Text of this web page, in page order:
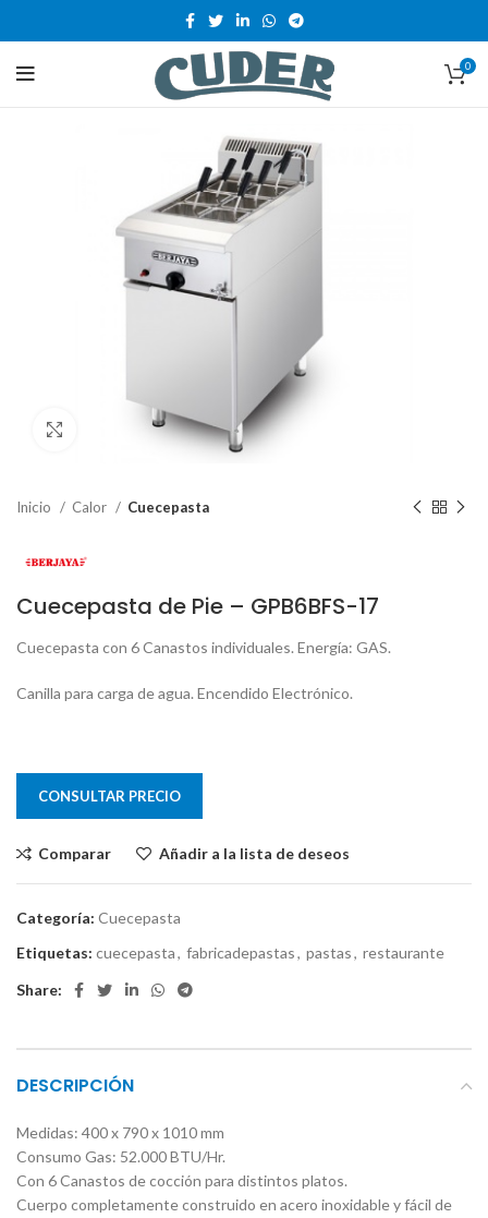
0
Clic para ampliar
Inicio Calor Cuecepasta
Cuecepasta de Pie – GPB6BFS-17
Cuecepasta con 6 Canastos individuales. Energía: GAS.
Canilla para carga de agua. Encendido Electrónico.
CONSULTAR PRECIO
Comparar Añadir a la lista de deseos
Categoría: Cuecepasta
Etiquetas: cuecepasta, fabricadepastas, pastas, restaurante
Share:
DESCRIPCIÓN
Medidas: 400 x 790 x 1010 mm
Consumo Gas: 52.000 BTU/Hr.
Con 6 Canastos de cocción para distintos platos.
Cuerpo completamente construido en acero inoxidable y fácil de